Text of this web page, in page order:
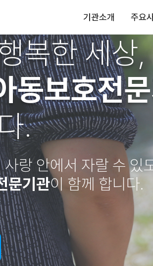
기관소개 주요
복한 세상,
동보호전
.
랑 안에서 자랄 수 있
문기관이 함께 합니다.